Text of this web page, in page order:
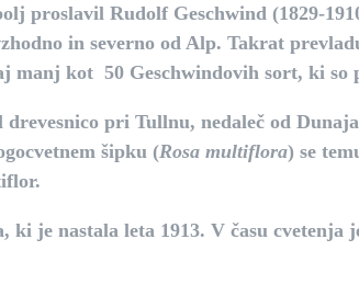
proslavil Rudolf Geschwind (1829-
in severno od Alp. Takrat
kot 50 Geschwindovih sort, ki so
pri Tullnu, nedaleč od
šipku (Rosa multiflora) se
je nastala leta 1913. V času cvetenja